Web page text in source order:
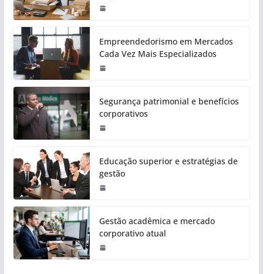
Empreendedorismo em Mercados
Cada Vez Mais Especializados
Segurança patrimonial e benefícios
corporativos
Educação superior e estratégias de
gestão
Gestão acadêmica e mercado
corporativo atual